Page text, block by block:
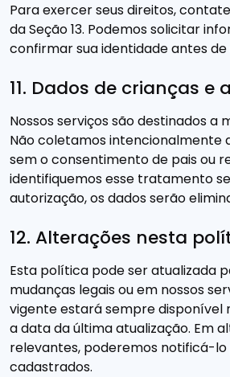
Para exercer seus direitos,
da Seção 13. Podemos solicitar
confirmar sua identidade antes
11. Dados de crianças e
Nossos serviços são destinados a
Não coletamos intencionalmente
sem o consentimento de pais ou
identifiquemos esse tratamento
autorização, os dados serão
12. Alterações nesta
Esta política pode ser atualizada
mudanças legais ou em nossos
vigente estará sempre disponível
a data da última atualização. Em
relevantes, poderemos notificá-lo
cadastrados.